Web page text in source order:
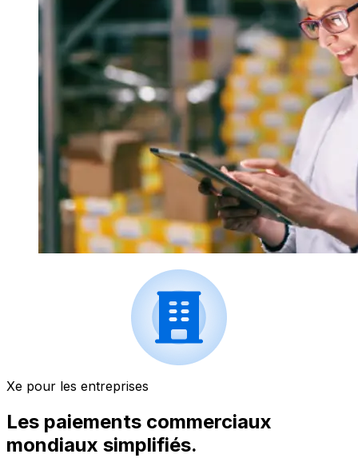
Xe pour les entreprises
Les paiements commerciaux
mondiaux simplifiés.